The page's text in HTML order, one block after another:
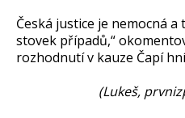
Česká justice je nemocná
stovek případů,“
rozhodnutí v kauze Čapí
(Lukeš,